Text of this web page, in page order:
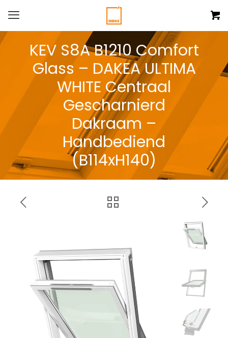
KEV S8A B1210 Comfort
Glass – DAKEA ULTIMA
WHITE Centraal
Gescharnierd
Dakraam –
Handbediend
(B114xH140)